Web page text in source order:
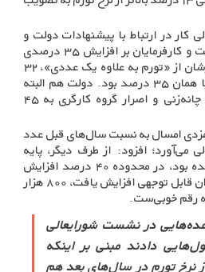
کار در ارتباط با پیشنهادات دولت و
کارفرمایان گفت: اصرار دولت و کارفرمایان بر افزایش ۳۵ درصدی
حداقل مزد بود؛ آن‌ها منظورشان از «تورم به علاوه یک عددی»، ۳۲
درصد به اضافه ۳ درصد یا همان ۳۵ درصد بود. دولت هم البته
همین نظر را هم داشت، با چانه‌زنی و اصرار گروه کارگری به ۴۵
مزدی امسال به نسبت سال‌های قبل عدد
می‌آورد؛ افزود: از طرف دیگر، پایه
سنوات که سال‌ها ثابت مانده بود، در محدوده ۴۰ درصد افزایش
یافت. بن خواربار هم به میزان قابل توجهی افزایش یافت، ۸۰۰ هزار
رقم خوبی‌ست.
در نشست شورایعالی
دادند مبنی بر اینکه
نرخ تورم در سال‌های بعد هم